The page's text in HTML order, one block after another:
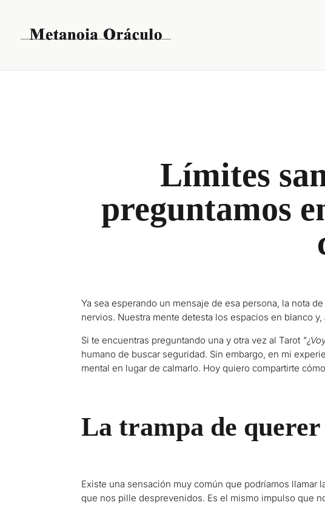
Límites
preguntamos
Ya sea esperando un mensaje de esa persona, la nota
nervios. Nuestra mente detesta los espacios en blanco
Si te encuentras preguntando una y otra vez al Tarot
humano de buscar seguridad. Sin embargo, en mi
mental en lugar de calmarlo. Hoy quiero compartirte
La trampa de
Existe una sensación muy común que podríamos llamar
que nos pille desprevenidos. Es el mismo impulso que